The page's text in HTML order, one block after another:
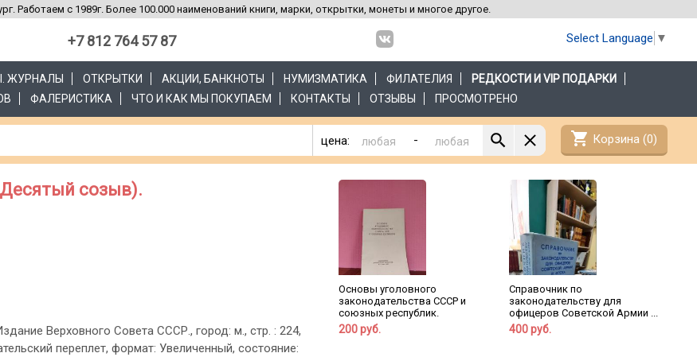
Работаем с 1989г. Более 100.000 наименований книги, марки, открытки, монеты и многое другое.
+7 812 764 57 87 Select Language ▼
ЖУРНАЛЫ ОТКРЫТКИ АКЦИИ, БАНКНОТЫ НУМИЗМАТИКА ФИЛАТЕЛИЯ
РЕДКОСТИ И VIP ПОДАРКИ
ФАЛЕРИСТИКА ЧТО И КАК МЫ ПОКУПАЕМ КОНТАКТЫ ОТЗЫВЫ ПРОСМОТРЕНО
цена: - shopping_cart Корзина (0)
созыв).
Верховного Совета СССР., город: м., стр. : 224,
переплет, формат: Увеличенный, состояние:
Основы уголовного
законодательства СССР и
союзных республик.
200 руб.
Справочник по
законодательству для
офицеров Советской Армии ...
400 руб.